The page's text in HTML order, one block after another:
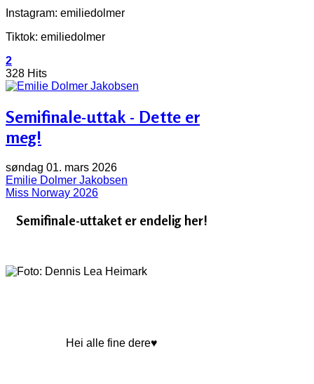
Instagram: emiliedolmer
Tiktok: emiliedolmer
2
328 Hits
Semifinale-uttak - Dette er
meg!
søndag 01. mars 2026
Emilie Dolmer Jakobsen
Miss Norway 2026
Semifinale-uttaket er endelig her!
Hei alle fine dere♥